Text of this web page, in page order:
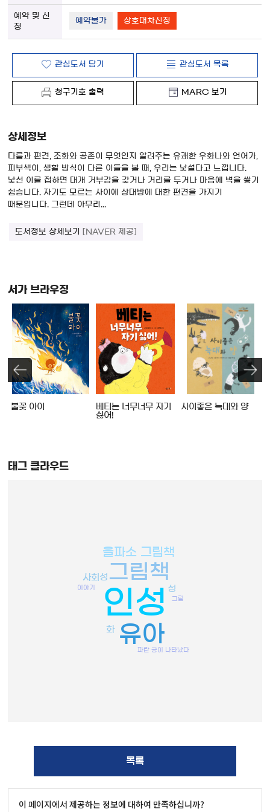
예약불가 상호대차신청
관심도서 담기 관심도서 목록
청구기호 출력 MARC 보기
상세정보
다름과 편견, 조화와 공존이 무엇인지 알려주는 유쾌한 우화나와 언어가,
피부색이, 생활 방식이 다른 이들을 볼 때, 우리는 낯설다고 느낍니다.
낯선 이를 접하면 대개 거부감을 갖거나 거리를 두거나 마음에 벽을 쌓기
쉽습니다. 자기도 모르는 사이에 상대방에 대한 편견을 가지기
때문입니다. 그런데 아무리...
도서정보 상세보기 [NAVER 제공]
서가 브라우징
불꽃 아이
베티는 너무너무 자기
싫어!
사이좋은 늑대와 양
태그 클라우드
인성
유아
그림책
을파소 그림책
사회성
성
화
그림
이야기
파란 공이 나타났다
목록
이 페이지에서 제공하는 정보에 대하여 만족하십니까?